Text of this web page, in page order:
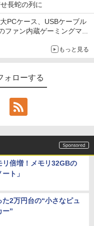
長蛇の列に
PCケース、USBケーブル
ファン内蔵ゲーミングマウ
もっと見る
ォローする
リ倍増！メモリ32GBの
ト」
2万円台の“小さなピュ
ー”